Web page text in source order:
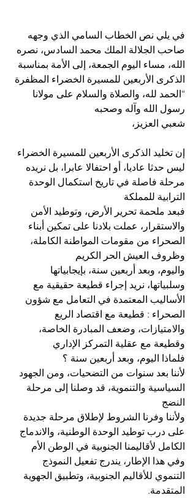
في يلي نص الخطاب السامي الذي وجهه
صاحب الجلالة الملك محمد السادس، نصره
الله، مساء اليوم الجمعة، إلى الأمة بمناسبة
الذكرى الأربعين للمسيرة الخضراء المظفرة
“الحمد لله، والصلاة والسلام على مولانا
رسول الله وآله وصحبه
شعبي العزيز،
إن تخليد الذكرى الأربعين للمسيرة الخضراء
ليس حدثا عاديا، أو احتفالا عابرا، بل نريده
مرحلة فاصلة في تاريخ استكمال الوحدة
الترابية للمملكة
فبعد ملحمة تحرير الأرض، وتوطيد الأمن
والاستقرار، عملت بلادنا على تمكين أبناء
الصحراء من مقومات المواطنة الكاملة،
وظروف العيش الحر الكريم
واليوم، وبعد أربعين سنة، بإيجابياتها
وسلبياتها، نريد إجراء قطيعة حقيقية مع
الأساليب المعتمدة في التعامل مع شؤون
الصحراء : قطيعة مع اقتصاد الريع
والامتيازات، وضعف المبادرة الخاصة،
وقطيعة مع عقلية التمركز الإداري
فلماذا اليوم، وبعد أربعين سنة ؟
لأننا بعد سنوات من التضحيات، ومن الجهود
السياسية والتنموية، قد وصلنا إلى مرحلة
النضج
ولأننا وفرنا الشروط لإطلاق مرحلة جديدة
على درب توطيد الوحدة الوطنية، والاندماج
الكامل لأقاليمنا الجنوبية في الوطن الأم
وفي هذا الإطار، يندرج تفعيل النموذج
التنموي للأقاليم الجنوبية، وتطبيق الجهوية
المتقدمة.